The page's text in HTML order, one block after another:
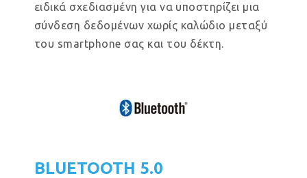
ειδικά σχεδιασμένη για να υποστηρίζει μια
σύνδεση δεδομένων χωρίς καλώδιο μεταξύ
του smartphone σας και του δέκτη.
BLUETOOTH 5.0